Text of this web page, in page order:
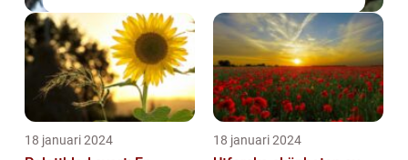
18 januari 2024 18 januari 2024